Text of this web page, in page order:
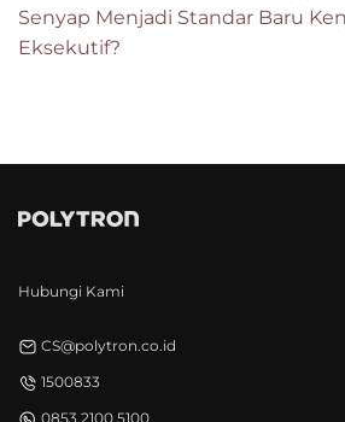
Senyap Menjadi Standar Baru
Eksekutif?
Hubungi Kami
CS@polytron.co.id
1500833
0853 2100 5100